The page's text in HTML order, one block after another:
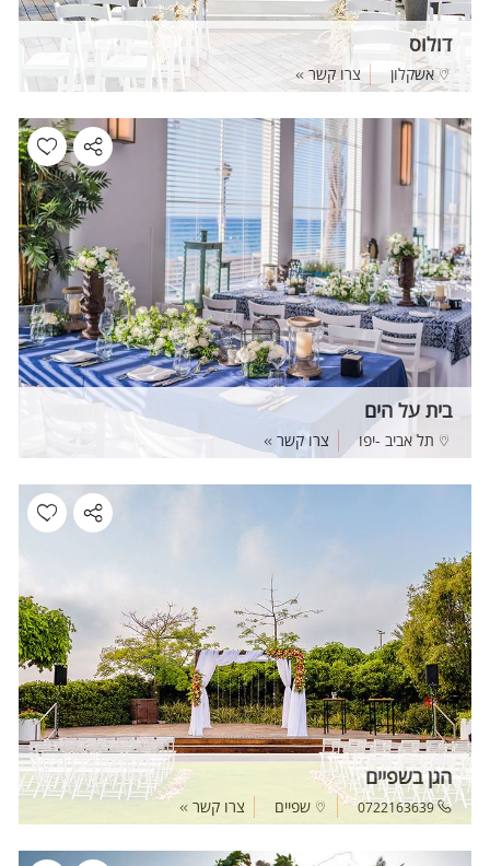
דולוס
אשקלון צרו קשר
בית על הים
תל אביב -יפו צרו קשר
הגן בשפיים
0722163639 שפיים צרו קשר